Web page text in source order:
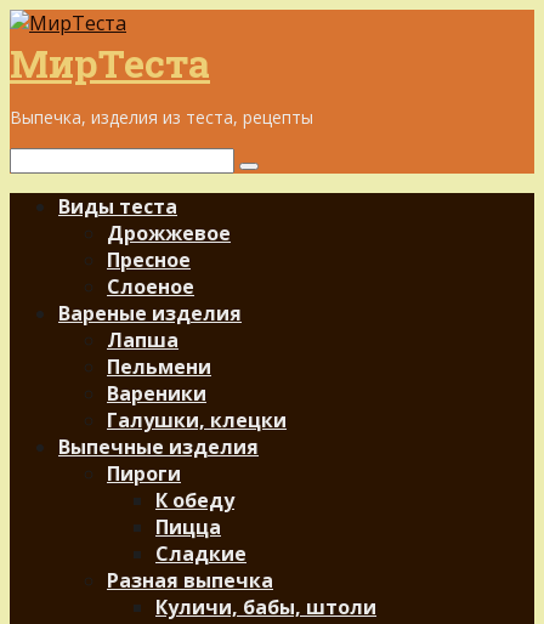
Перейти
к
контенту
МирТеста
Выпечка, изделия из теста, рецепты
Поиск:
Виды теста
Дрожжевое
Пресное
Слоеное
Вареные изделия
Лапша
Пельмени
Вареники
Галушки, клецки
Выпечные изделия
Пироги
К обеду
Пицца
Сладкие
Разная выпечка
Куличи, бабы, штоли